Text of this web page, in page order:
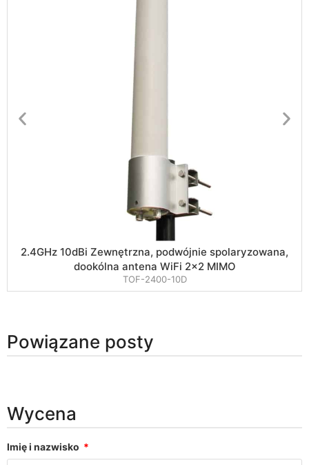
2.4GHz 10dBi Zewnętrzna, podwójnie spolaryzowana,
dookólna antena WiFi 2×2 MIMO
TOF-2400-10D
Powiązane posty
Wycena
Imię i nazwisko